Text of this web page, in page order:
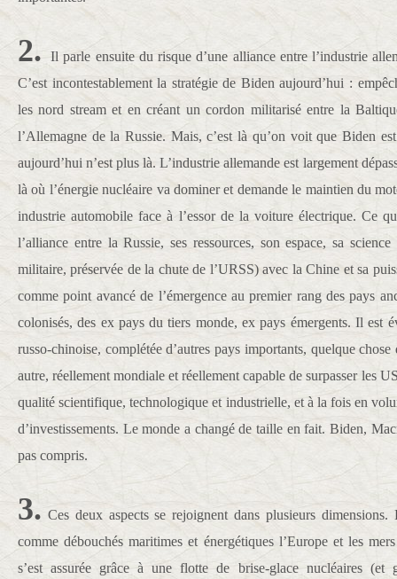
2.Il parle ensuite du risque d’une alliance entre l’industrie
C’est incontestablement la stratégie de Biden aujourd’hui :
les nord stream et en créant un cordon militarisé entre la
l’Allemagne de la Russie. Mais, c’est là qu’on voit que Biden
aujourd’hui n’est plus là. L’industrie allemande est largement
là où l’énergie nucléaire va dominer et demande le maintien du
industrie automobile face à l’essor de la voiture électrique. Ce
l’alliance entre la Russie, ses ressources, son espace, sa
militaire, préservée de la chute de l’URSS) avec la Chine et sa
comme point avancé de l’émergence au premier rang des pays
colonisés, des ex pays du tiers monde, ex pays émergents. Il est
russo-chinoise, complétée d’autres pays importants, quelque
autre, réellement mondiale et réellement capable de surpasser les
qualité scientifique, technologique et industrielle, et à la fois en
d’investissements. Le monde a changé de taille en fait. Biden,
pas compris.
3. Ces deux aspects se rejoignent dans plusieurs dimensions.
comme débouchés maritimes et énergétiques l’Europe et les
s’est assurée grâce à une flotte de brise-glace nucléaires (et